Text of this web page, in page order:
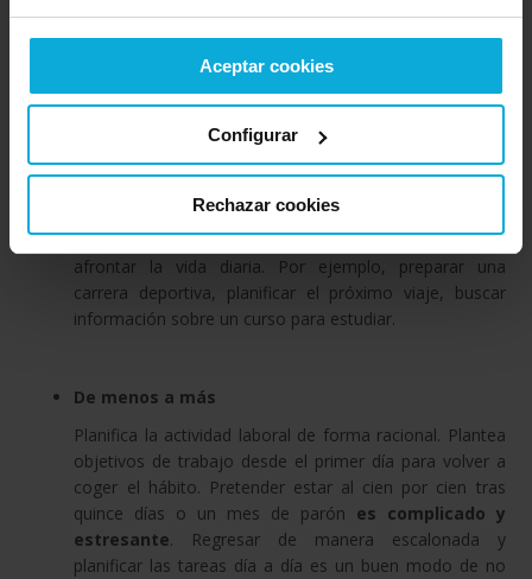
Aceptar cookies
Configurar
Rechazar cookies
actividades que te apetezca hacer: cursillos, talleres,
siempre estimula y carga las pilas.
Crea tu nueva agenda con lo que te apetezca hacer.
. Plantearse objetivos renovados y metas
ayuda a mirar hacia delante. Son estímulos para
afrontar la vida diaria. Por ejemplo, preparar una
carrera deportiva, planificar el próximo viaje, buscar
información sobre un curso para estudiar.
De menos a más
Planifica la actividad laboral de forma racional. Plantea
objetivos de trabajo desde el primer día para volver a
coger el hábito. Pretender estar al cien por cien tras
quince días o un mes de parón es complicado y
estresante. Regresar de manera escalonada y
planificar las tareas día a día es un buen modo de no